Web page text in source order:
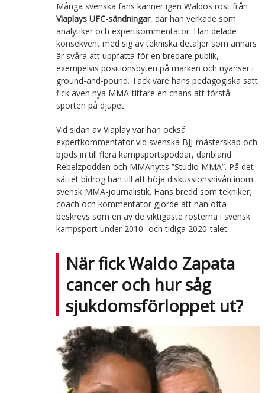
Många svenska fans känner igen Waldos röst från
Viaplays UFC-sändningar, där han verkade som
analytiker och expertkommentator. Han delade
konsekvent med sig av tekniska detaljer som annars
är svåra att uppfatta för en bredare publik,
exempelvis positionsbyten på marken och nyanser i
ground-and-pound. Tack vare hans pedagogiska sätt
fick även nya MMA-tittare en chans att förstå
sporten på djupet.
Vid sidan av Viaplay var han också
expertkommentator vid svenska BJJ-mästerskap och
bjöds in till flera kampsportspoddar, däribland
Rebelzpodden och MMAnytts ”Studio MMA”. På det
sättet bidrog han till att höja diskussionsnivån inom
svensk MMA-journalistik. Hans bredd som tekniker,
coach och kommentator gjorde att han ofta
beskrevs som en av de viktigaste rösterna i svensk
kampsport under 2010- och tidiga 2020-talet.
När fick Waldo Zapata
cancer och hur såg
sjukdomsförloppet ut?